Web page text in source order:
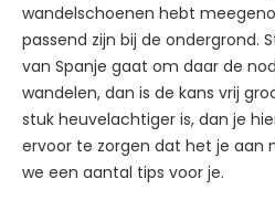
wandelschoenen hebt
passend zijn bij de ondergrond.
van Spanje gaat om daar de
wandelen, dan is de kans vrij
stuk heuvelachtiger is, dan je
ervoor te zorgen dat het je aan
we een aantal tips voor je.